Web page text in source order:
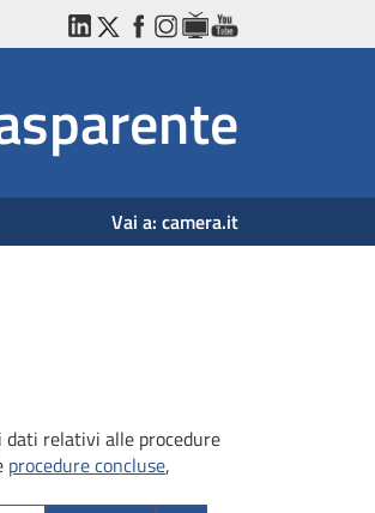
LinkedInTwitterFacebookInstagram
WebTVYouTube
Vai a: camera.it
relativi alle procedure
procedure concluse,